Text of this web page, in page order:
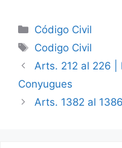
Categories
Código Civil
Tags
Codigo Civil
Arts. 212 al 226 |
Conyugues
Arts. 1382 al